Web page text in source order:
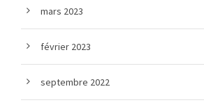
mars 2023
février 2023
septembre 2022